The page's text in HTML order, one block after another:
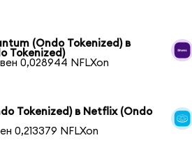
(Ondo Tokenized) в
Tokenized)
0,028944 NFLXon
Tokenized) в Netflix (Ondo
0,213379 NFLXon